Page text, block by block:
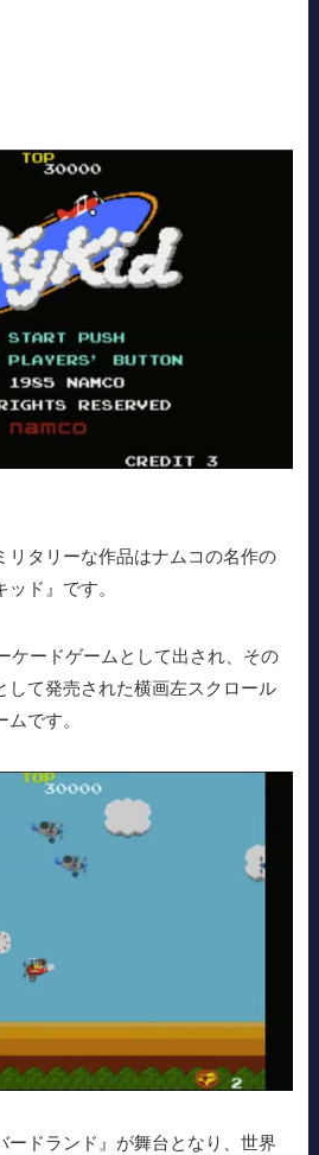
リタリーな作品はナムコの名作の
ド』です。
ケードゲームとして出され、その
して発売された横画左スクロール
です。
ードランド』が舞台となり、世界